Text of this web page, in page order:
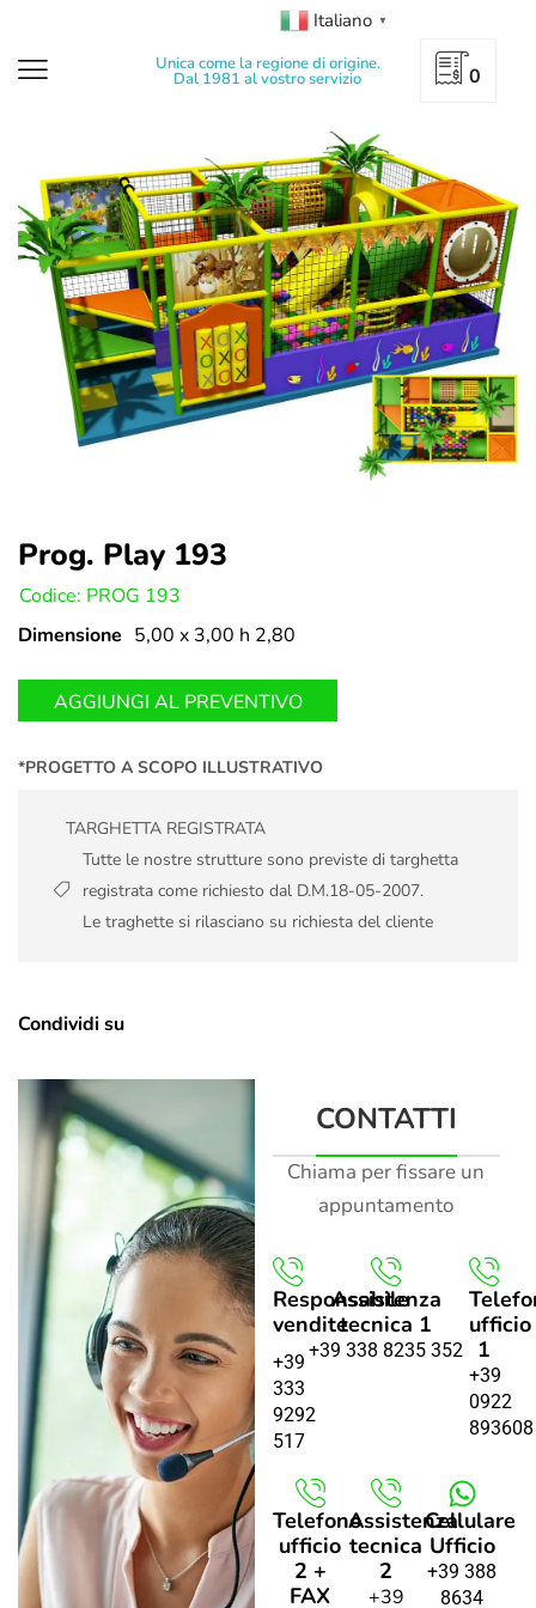
Italiano ▼
Unica come la regione di origine.
Dal 1981 al vostro servizio 0
Prog. Play 193
Codice: PROG 193
Dimensione 5,00 x 3,00 h 2,80
AGGIUNGI AL PREVENTIVO
*PROGETTO A SCOPO ILLUSTRATIVO
TARGHETTA REGISTRATA
Tutte le nostre strutture sono previste di targhetta
registrata come richiesto dal D.M.18-05-2007.
Le traghette si rilasciano su richiesta del cliente
Condividi su
CONTATTI
Chiama per fissare un
appuntamento
Responsabile
vendite
+39
333
9292
517
Assistenza
tecnica 1
+39 338 8235 352
ufficio
1
+39
0922
893608
Telefono
ufficio
2 +
FAX
Assistenza
tecnica
2
+39
Cellulare
Ufficio
+39 388
8634